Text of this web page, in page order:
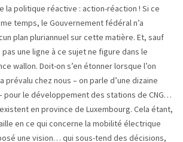
la politique réactive : action-réaction ! Si ce
temps, le Gouvernement fédéral n’a
plan pluriannuel sur cette matière. Et, sauf
une ligne à ce sujet ne figure dans le
wallon. Doit-on s’en étonner lorsque l’on
prévalu chez nous – on parle d’une dizaine
pour le développement des stations de CNG…
en province de Luxembourg. Cela étant,
en ce qui concerne la mobilité électrique
une vision… qui sous-tend des décisions,